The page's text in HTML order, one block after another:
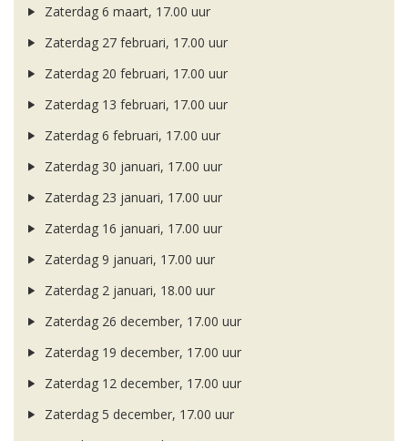
Zaterdag 6 maart, 17.00 uur
Zaterdag 27 februari, 17.00 uur
Zaterdag 20 februari, 17.00 uur
Zaterdag 13 februari, 17.00 uur
Zaterdag 6 februari, 17.00 uur
Zaterdag 30 januari, 17.00 uur
Zaterdag 23 januari, 17.00 uur
Zaterdag 16 januari, 17.00 uur
Zaterdag 9 januari, 17.00 uur
Zaterdag 2 januari, 18.00 uur
Zaterdag 26 december, 17.00 uur
Zaterdag 19 december, 17.00 uur
Zaterdag 12 december, 17.00 uur
Zaterdag 5 december, 17.00 uur